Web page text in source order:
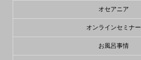
オセアニア
オンラインセミナー
お風呂事情